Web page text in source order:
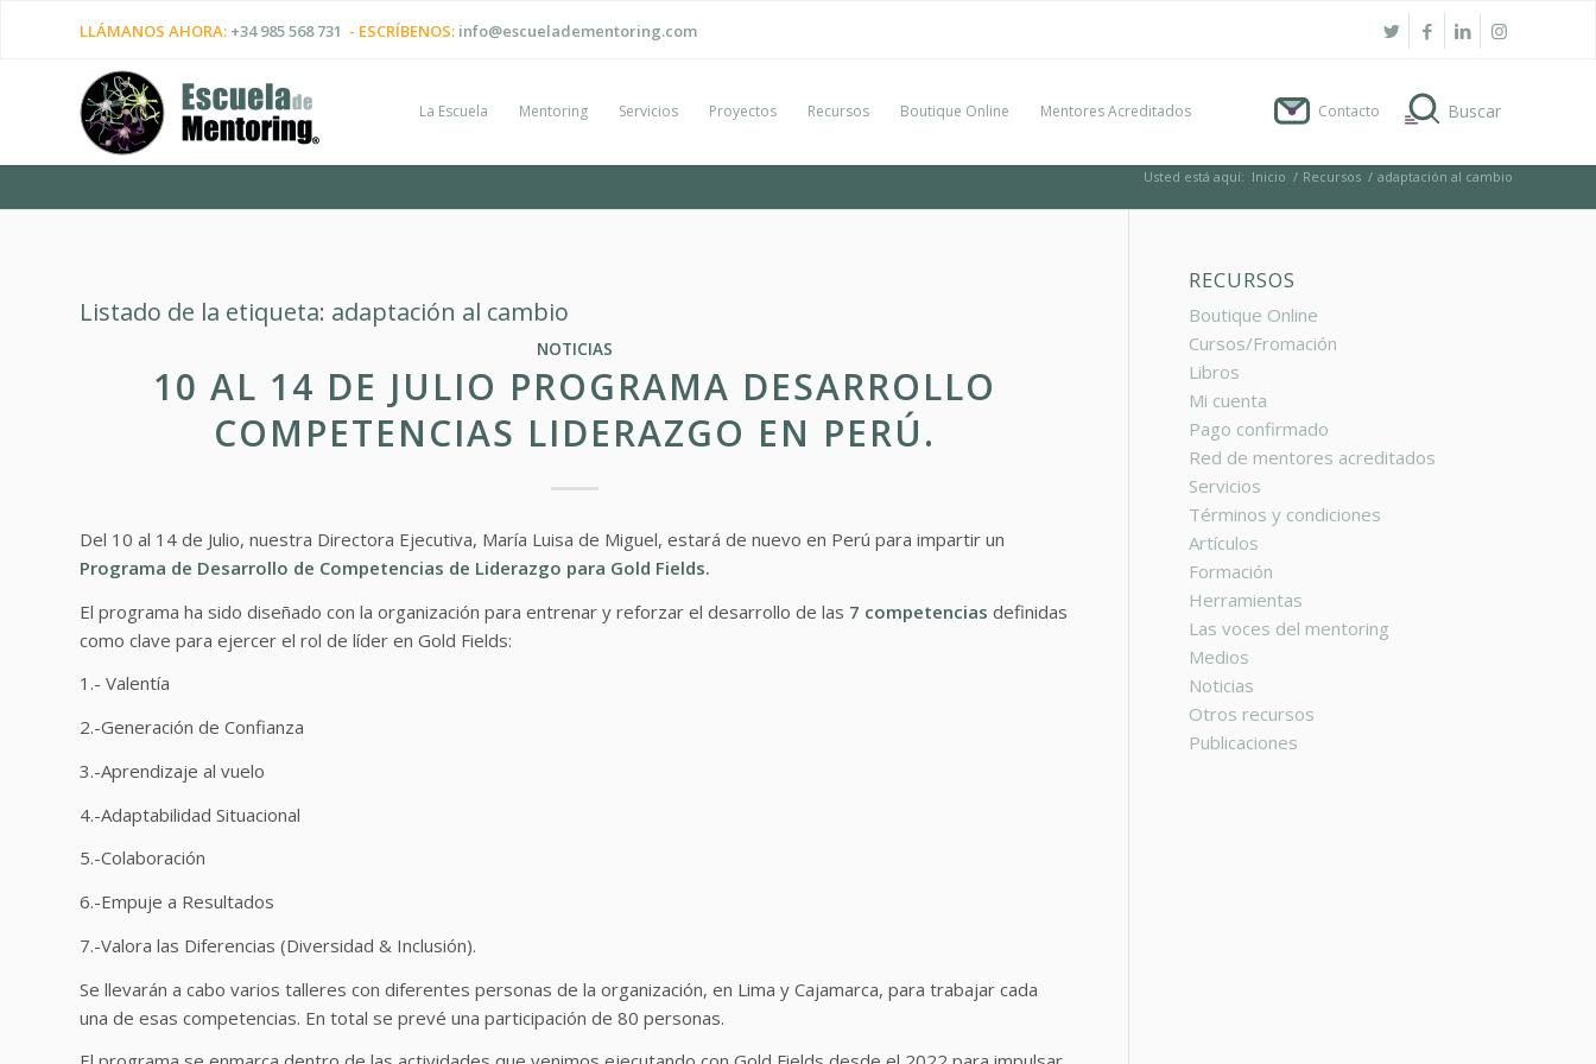
LLÁMANOS AHORA: +34 985 568 731 - ESCRÍBENOS: info@escueladementoring.com
La Escuela Mentoring Servicios Proyectos Recursos Boutique Online Mentores Acreditados Contacto
Usted está aquí: Inicio / Recursos / adaptación al cambio
Listado de la etiqueta: adaptación al cambio
NOTICIAS
10 AL 14 DE JULIO PROGRAMA DESARROLLO
COMPETENCIAS LIDERAZGO EN PERÚ.
Del 10 al 14 de Julio, nuestra Directora Ejecutiva, María Luisa de Miguel, estará de nuevo en Perú para impartir un
Programa de Desarrollo de Competencias de Liderazgo para Gold Fields.
El programa ha sido diseñado con la organización para entrenar y reforzar el desarrollo de las 7 competencias definidas
como clave para ejercer el rol de líder en Gold Fields:
1.- Valentía
2.-Generación de Confianza
3.-Aprendizaje al vuelo
4.-Adaptabilidad Situacional
5.-Colaboración
6.-Empuje a Resultados
7.-Valora las Diferencias (Diversidad & Inclusión).
Se llevarán a cabo varios talleres con diferentes personas de la organización, en Lima y Cajamarca, para trabajar cada
una de esas competencias. En total se prevé una participación de 80 personas.
RECURSOS
Boutique Online
Cursos/Fromación
Libros
Mi cuenta
Pago confirmado
Red de mentores acreditados
Servicios
Términos y condiciones
Artículos
Formación
Herramientas
Las voces del mentoring
Medios
Noticias
Otros recursos
Publicaciones